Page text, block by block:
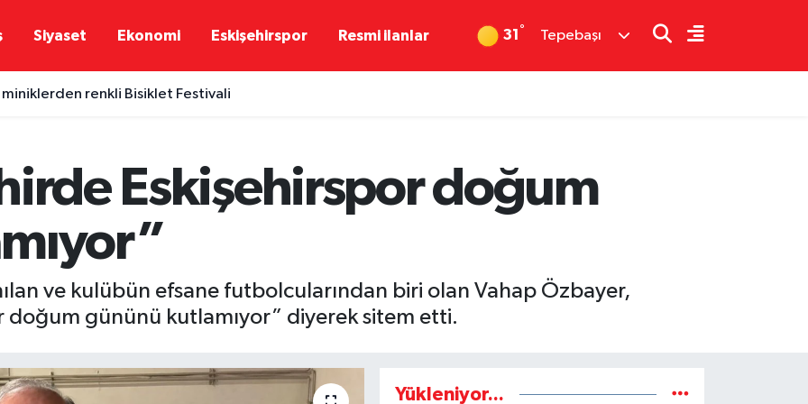
Siyaset Ekonomi Eskişehirspor Resmi ilanlar 31 ° Tepebaşı
miniklerden renkli Bisiklet Festivali
Eskişehirspor doğum
ve kulübün efsane futbolcularından biri olan Vahap Özbayer,
doğum gününü kutlamıyor” diyerek sitem etti.
Yükleniyor...